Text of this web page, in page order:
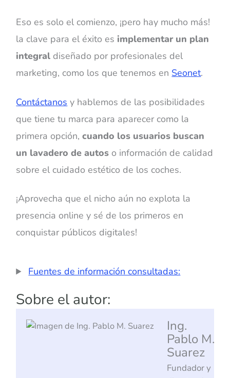
Eso es solo el comienzo, ¡pero hay mucho más!
la clave para el éxito es implementar un plan
integral diseñado por profesionales del
marketing, como los que tenemos en Seonet.
Contáctanos y hablemos de las posibilidades
que tiene tu marca para aparecer como la
primera opción,cuando los usuarios buscan
un lavadero de autos o información de calidad
sobre el cuidado estético de los coches.
¡Aprovecha que el nicho aún no explota la
presencia online y sé de los primeros en
conquistar públicos digitales!
Fuentes de información consultadas:
Sobre el autor:
Ing.
Pablo M.
Suarez
Fundador y